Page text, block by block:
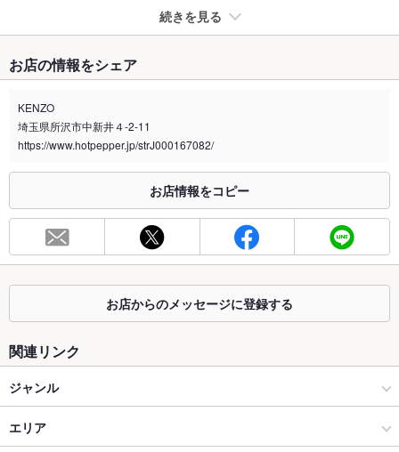
続きを見る
禁煙・喫煙 全席禁煙
喫煙専用室
※2020年4月1日～受動喫煙対策に関する法律が施行されています。正しい情報はお店へお問い
総席数 30席
最大宴会収
30人
なし ：4～15名×2部屋
座敷
掘りごたつ
カウンター
お店の情報をシェア
KENZO
埼玉県所沢市中新井４-2-11
https://www.hotpepper.jp/strJ000167082/
お店情報をコピー
お店からのメッセージに登録する
関連リンク
ジャンル
中華
エリア